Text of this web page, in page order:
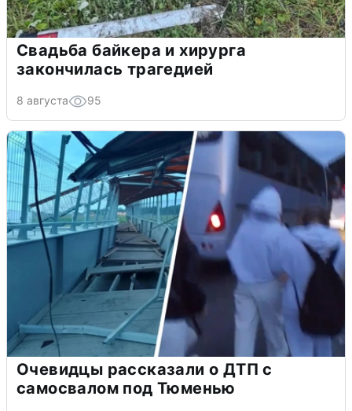
Свадьба байкера и хирурга
закончилась трагедией
8 августа 95
Очевидцы рассказали о ДТП с
самосвалом под Тюменью